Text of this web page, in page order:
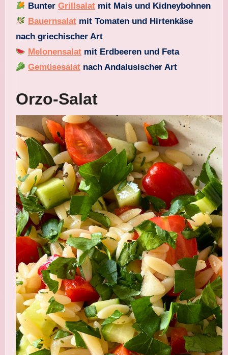
Bunter Grillsalatmit Mais und Kidneybohnen
Bauernsalatmit Tomaten und Hirtenkäse
nach griechischer Art
Melonensalatmit Erdbeeren und Feta
Gemüsesalatnach Andalusischer Art
Orzo-Salat